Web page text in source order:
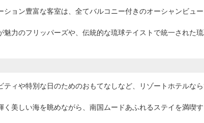
ション豊富な客室は、全てバルコニー付きのオーシャンビュ
魅力のフリッパーズや、伝統的な琉球テイストで統一された
ティや特別な日のためのおもてなしなど、リゾートホテルな
く美しい海を眺めながら、南国ムードあふれるステイを満喫